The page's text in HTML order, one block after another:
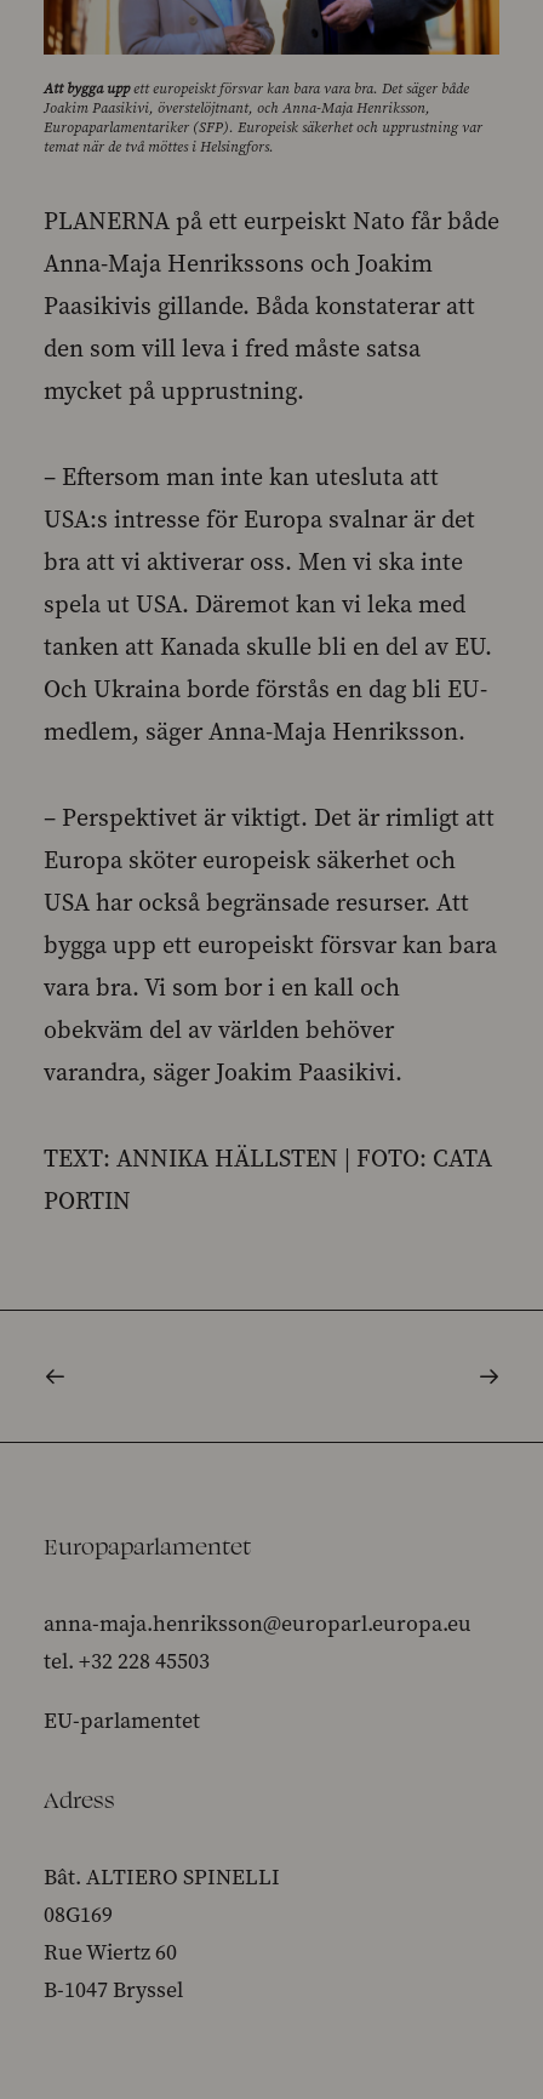
Att bygga uppett europeiskt försvar kan bara vara bra. Det säger både
Joakim Paasikivi, överstelöjtnant, och Anna-Maja Henriksson,
Europaparlamentariker (SFP). Europeisk säkerhet och upprustning var
temat när de två möttes i Helsingfors.
PLANERNA på ett eurpeiskt Nato får både
Anna-Maja Henrikssons och Joakim
Paasikivis gillande. Båda konstaterar att
den som vill leva i fred måste satsa
mycket på upprustning.
– Eftersom man inte kan utesluta att
USA:s intresse för Europa svalnar är det
bra att vi aktiverar oss. Men vi ska inte
spela ut USA. Däremot kan vi leka med
tanken att Kanada skulle bli en del av EU.
Och Ukraina borde förstås en dag bli EU-
medlem, säger Anna-Maja Henriksson.
– Perspektivet är viktigt. Det är rimligt att
Europa sköter europeisk säkerhet och
USA har också begränsade resurser. Att
bygga upp ett europeiskt försvar kan bara
vara bra. Vi som bor i en kall och
obekväm del av världen behöver
varandra, säger Joakim Paasikivi.
TEXT: ANNIKA HÄLLSTEN | FOTO: CATA
PORTIN
Europaparlamentet
anna-maja.henriksson@europarl.europa.eu
tel. +32 228 45503
EU-parlamentet
Adress
Bât. ALTIERO SPINELLI
08G169
Rue Wiertz 60
B-1047 Bryssel